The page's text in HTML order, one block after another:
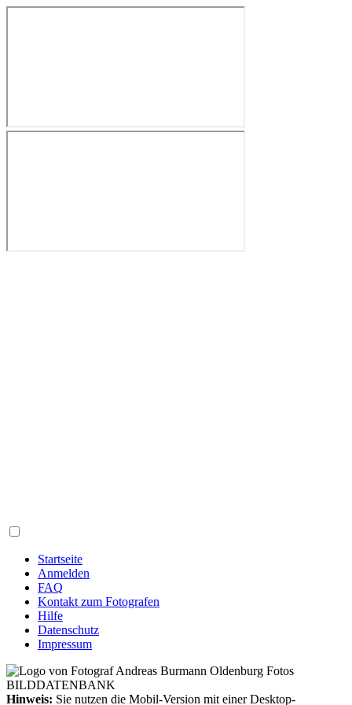
Startseite
Anmelden
FAQ
Kontakt zum Fotografen
Hilfe
Datenschutz
Impressum
Hinweis: Sie nutzen die Mobil-Version mit einer Desktop-